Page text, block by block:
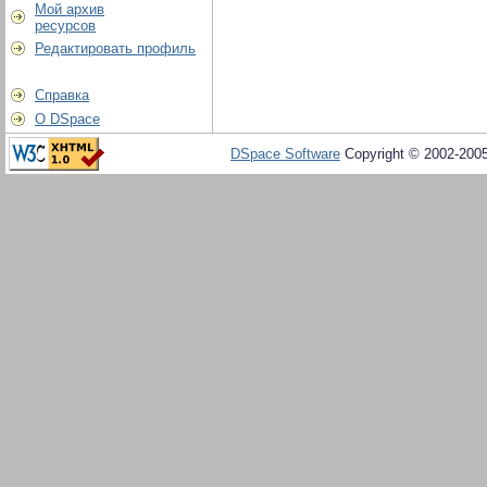
Мой архив
ресурсов
Редактировать профиль
Справка
О DSpace
DSpace Software Copyright © 2002-